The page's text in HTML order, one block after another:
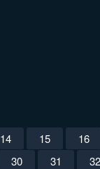
14 15 16
30 31 32